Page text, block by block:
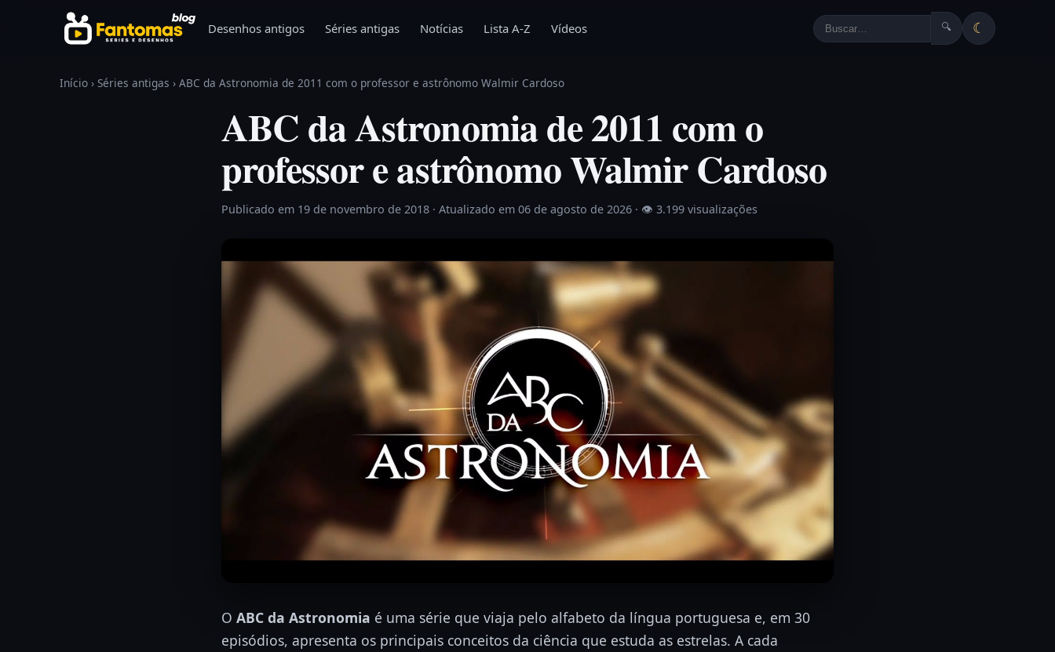
Pular para o conteúdo
Desenhos antigos Séries antigas Notícias Lista A-Z Vídeos 🔍 ☾
Início › Séries antigas › ABC da Astronomia de 2011 com o professor e astrônomo Walmir Cardoso
ABC da Astronomia de 2011 com o
professor e astrônomo Walmir Cardoso
Publicado em 19 de novembro de 2018 · Atualizado em 06 de agosto de 2026 · 👁 3.199 visualizações
O ABC da Astronomia é uma série que viaja pelo alfabeto da língua portuguesa e, em 30
episódios, apresenta os principais conceitos da ciência que estuda as estrelas. A cada